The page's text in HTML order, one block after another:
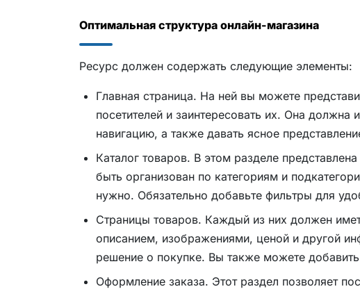
Оптимальная структура онлайн-магазина
Ресурс должен содержать следующие элементы:
Главная страница. На ней вы можете
посетителей и заинтересовать их. Она
навигацию, а также давать ясное
Каталог товаров. В этом разделе
быть организован по категориям и
нужно. Обязательно добавьте фильтры для
Страницы товаров. Каждый из них должен
описанием, изображениями, ценой и другой
решение о покупке. Вы также можете
Оформление заказа. Этот раздел позволяет